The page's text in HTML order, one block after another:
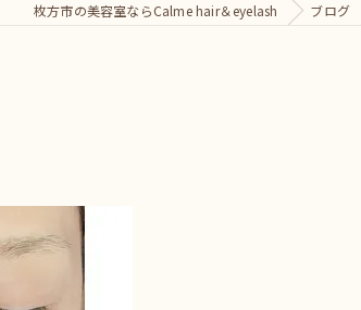
枚方市の美容室ならCalme hair＆eyelash ブログ